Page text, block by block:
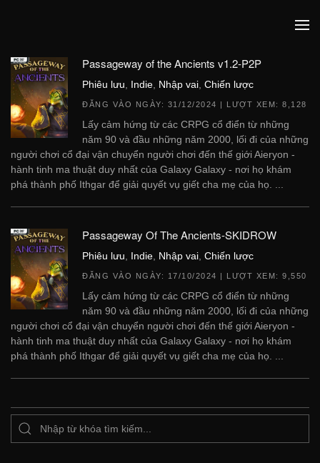
Passageway of the Ancients v1.2-P2P
Phiêu lưu Indie Nhập vai Chiến lược
ĐĂNG VÀO NGÀY: 31/12/2024 | LƯỢT XEM: 8,128
Lấy cảm hứng từ các CRPG cổ điển từ những
năm 90 và đầu những năm 2000, lối đi của những
người chơi cổ đại vận chuyển người chơi đến thế giới Aieryon -
hành tinh ma thuật duy nhất của Galaxy Galaxy - nơi họ khám
phá thành phố Ithgar để giải quyết vụ giết cha mẹ của họ. ...
Passageway Of The Ancients-SKIDROW
Phiêu lưu Indie Nhập vai Chiến lược
ĐĂNG VÀO NGÀY: 17/10/2024 | LƯỢT XEM: 9,550
Lấy cảm hứng từ các CRPG cổ điển từ những
năm 90 và đầu những năm 2000, lối đi của những
người chơi cổ đại vận chuyển người chơi đến thế giới Aieryon -
hành tinh ma thuật duy nhất của Galaxy Galaxy - nơi họ khám
phá thành phố Ithgar để giải quyết vụ giết cha mẹ của họ. ...